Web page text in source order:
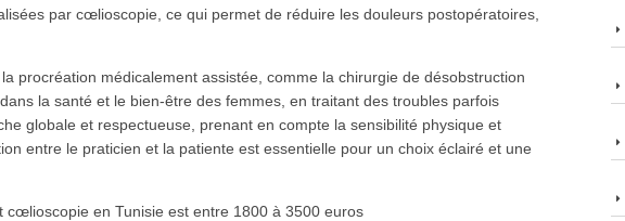
par cœlioscopie, ce qui permet de réduire les douleurs postopératoires,
procréation médicalement assistée, comme la chirurgie de désobstruction
la santé et le bien-être des femmes, en traitant des troubles parfois
globale et respectueuse, prenant en compte la sensibilité physique et
entre le praticien et la patiente est essentielle pour un choix éclairé et une
en Tunisie est entre 1800 à 3500 euros